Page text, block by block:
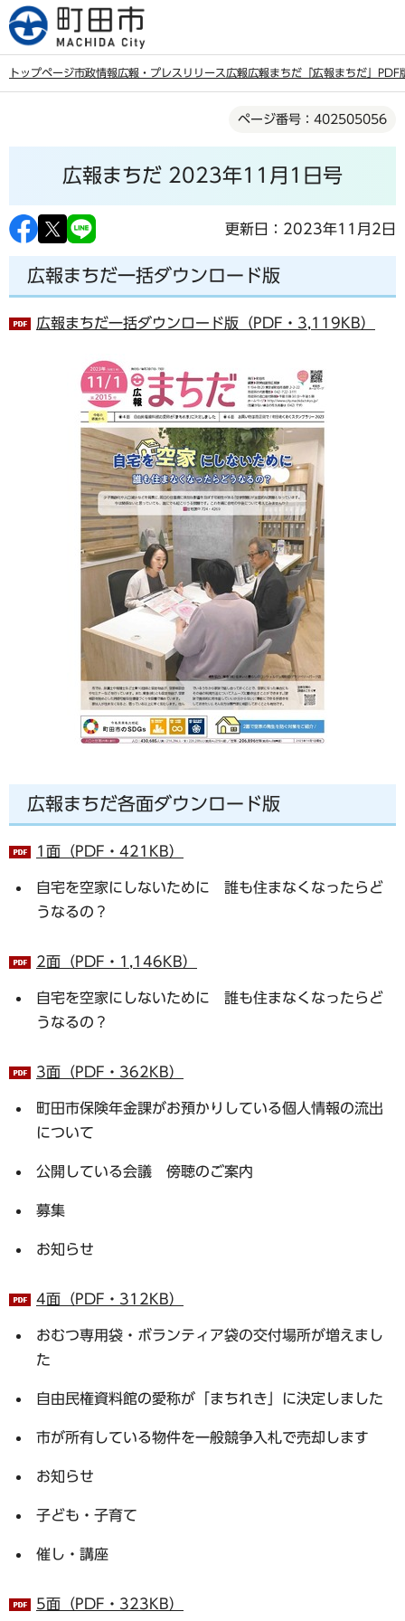
こ
の
す
トップページ市政情報広報・プレスリリース 広報広報まちだ 「広報まちだ」PDF
ら
ページ番号：402505056
広報まちだ 2023年11月1日号
更新日：2023年11月2日
広報まちだ一括ダウンロード版
広報まちだ一括ダウンロード版（PDF・3,119KB）
広報まちだ各面ダウンロード版
1面（PDF・421KB）
自宅を空家にしないために 誰も住まなくなったらど
うなるの？
2面（PDF・1,146KB）
自宅を空家にしないために 誰も住まなくなったらど
うなるの？
3面（PDF・362KB）
町田市保険年金課がお預かりしている個人情報の流出
について
公開している会議 傍聴のご案内
募集
お知らせ
4面（PDF・312KB）
おむつ専用袋・ボランティア袋の交付場所が増えまし
た
自由民権資料館の愛称が「まちれき」に決定しました
市が所有している物件を一般競争入札で売却します
お知らせ
子ども・子育て
催し・講座
5面（PDF・323KB）